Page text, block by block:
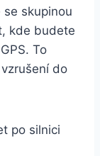
skupinou
kde budete
To
do
po silnici